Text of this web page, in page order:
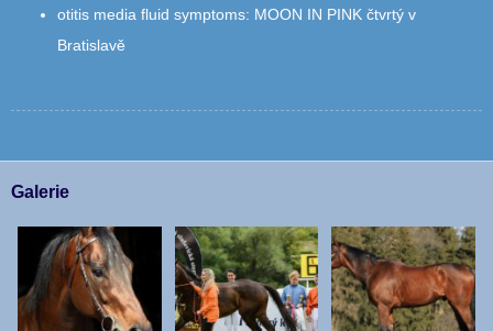
otitis media fluid symptoms: MOON IN PINK čtvrtý v
Bratislavě
Galerie